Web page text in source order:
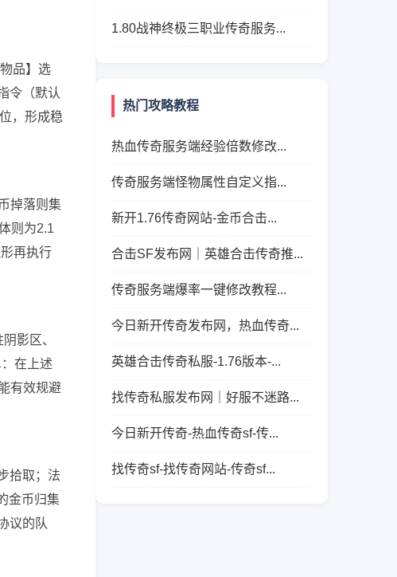
品】选
令（默认
，形成稳
掉落则集
则为2.1
再执行
影区、
在上述
有效规避
拾取；法
金币归集
议的队
1.80战神终极三职业传奇服务...
热门攻略教程
热血传奇服务端经验倍数修改...
传奇服务端怪物属性自定义指...
新开1.76传奇网站-金币合击...
合击SF发布网｜英雄合击传奇推...
传奇服务端爆率一键修改教程...
今日新开传奇发布网，热血传奇...
英雄合击传奇私服-1.76版本-...
找传奇私服发布网｜好服不迷路...
今日新开传奇-热血传奇sf-传...
找传奇sf-找传奇网站-传奇sf...